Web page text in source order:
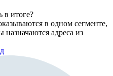
в итоге?
в одном сегменте,
назначаются адреса из